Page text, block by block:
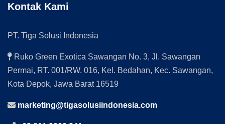
Kontak Kami
PT. Tiga Solusi Indonesia
Ruko Green Exotica Sawangan No. 3, Jl. Sawangan
Permai, RT. 001/RW. 016, Kel. Bedahan, Kec. Sawangan,
Kota Depok, Jawa Barat 16519
marketing@tigasolusiindonesia.com